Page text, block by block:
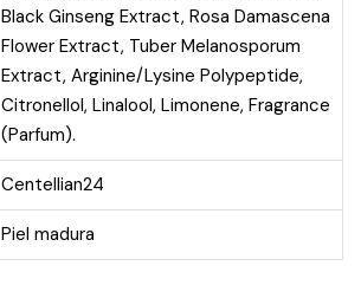
Black Ginseng Extract, Rosa Damascena
Flower Extract, Tuber Melanosporum
Extract, Arginine/Lysine Polypeptide,
Citronellol, Linalool, Limonene, Fragrance
(Parfum).
Centellian24
Piel madura